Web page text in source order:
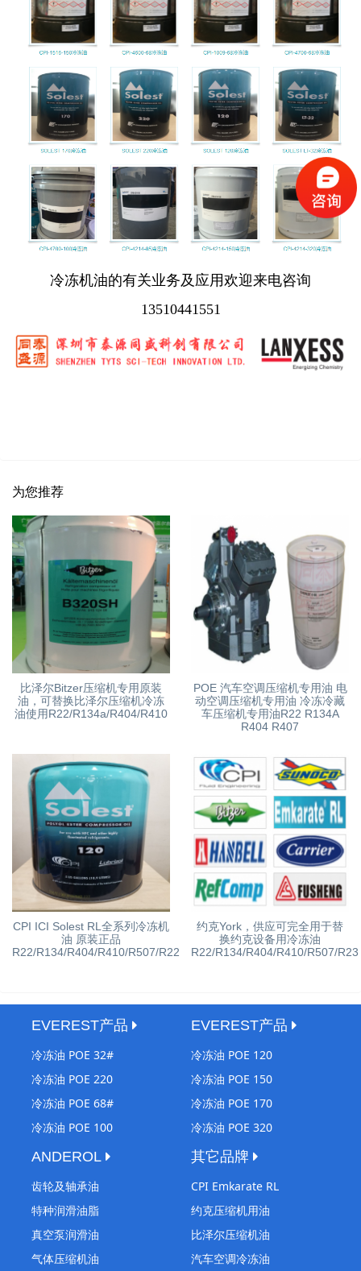
冷冻机油的有关业务及应用欢迎来电咨询
13510441551
为您推荐
比泽尔Bitzer压缩机专用原装
油，可替换比泽尔压缩机冷冻
油使用R22/R134a/R404/R410
POE 汽车空调压缩机专用油 电
动空调压缩机专用油 冷冻冷藏
车压缩机专用油R22 R134A
R404 R407
CPI ICI Solest RL全系列冷冻机
油 原装正品
R22/R134/R404/R410/R507/R22
约克York，供应可完全用于替
换约克设备用冷冻油
R22/R134/R404/R410/R507/R23
EVEREST产品
冷冻油 POE 32#
冷冻油 POE 220
冷冻油 POE 68#
冷冻油 POE 100
EVEREST产品
冷冻油 POE 120
冷冻油 POE 150
冷冻油 POE 170
冷冻油 POE 320
ANDEROL
齿轮及轴承油
特种润滑油脂
真空泵润滑油
气体压缩机油
其它品牌
CPI Emkarate RL
约克压缩机用油
比泽尔压缩机油
汽车空调冷冻油